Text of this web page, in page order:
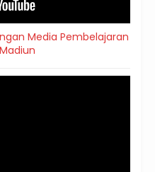
Media Pembelajaran